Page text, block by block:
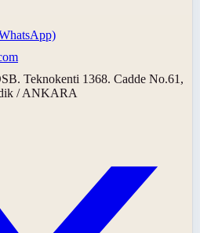
Teknokenti 1368. Cadde No.61,
/ ANKARA